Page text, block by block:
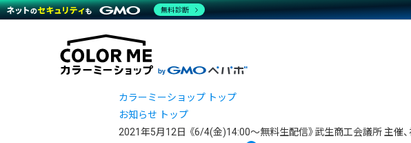
商材一覧を見る
機能一覧を見る
越境EC（海外販売）
ショッピングカート
料金
プラン・料金一覧を見る
事例
運営サポート
サポート一覧を見る
お役立ち資料を見る
カラーミーショップ トップ
お知らせ トップ
2021年5月12日 《6/4(金)14:00～無料生配信》武生商工会議所 主催
無料診断